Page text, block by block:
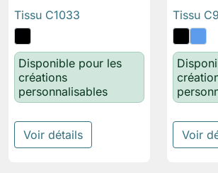
Tissu C1033
Disponible pour les
créations
personnalisables
Voir détails
Tissu
Voir